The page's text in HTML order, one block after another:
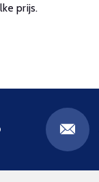
prijs.